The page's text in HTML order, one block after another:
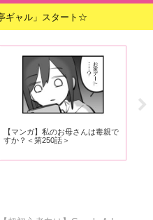
ギャル」スタート☆
【マンガ】私のお母さんは毒親で
すか？＜第250話＞